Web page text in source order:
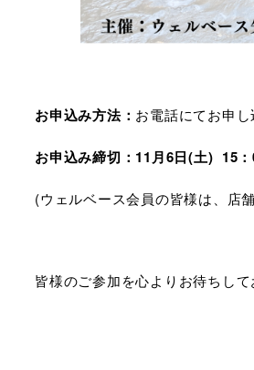
お申込み方法： お電話にてお申
お申込み締切：11月6日(土) 15
(ウェルベース会員の皆様は、店
皆様のご参加を心よりお待ちして